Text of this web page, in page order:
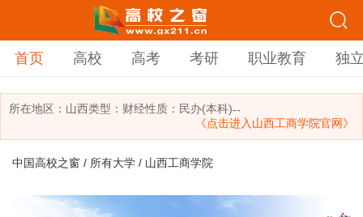
首页 高校 高考 考研 职业教育 独
所在地区： 山西类型： 财经性质：民办(本科)--
《点击进入山西工商学院官网》
中国高校之窗 / 所有大学 / 山西工商学院